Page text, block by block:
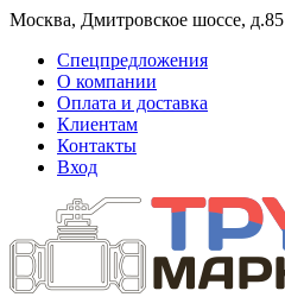
Москва, Дмитровское шоссе, д.85
Спецпредложения
О компании
Оплата и доставка
Клиентам
Контакты
Вход